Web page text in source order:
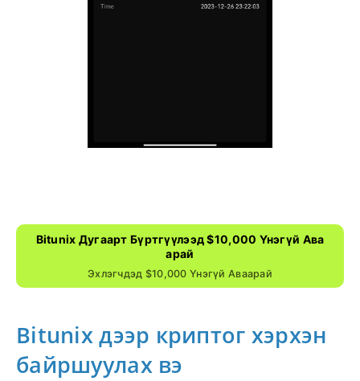
Bitunix Дугаарт Бүртгүүлээд $10,000 Үнэгүй Ава
Арай
Эхлэгчдэд $10,000 Үнэгүй Аваарай
Bitunix дээр криптог хэрхэн
байршуулах вэ